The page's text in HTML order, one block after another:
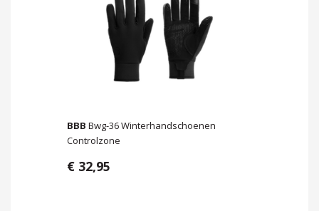
BBB Bwg-36 Winterhandschoenen
Controlzone
€ 32,95